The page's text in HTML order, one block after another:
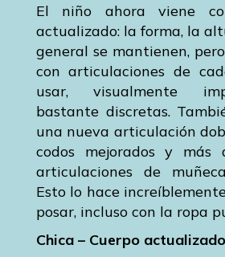
El niño ahora viene
actualizado: la forma, la
general se mantienen,
con articulaciones de
usar, visualmente
bastante discretas.
una nueva articulación
codos mejorados y más
articulaciones de
Esto lo hace
posar, incluso con la ropa
Chica – Cuerpo actualizado